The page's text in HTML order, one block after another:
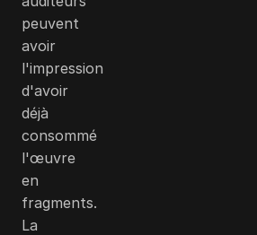
peuvent
avoir
l'impression
d'avoir
déjà
consommé
l'œuvre
en
fragments.
La